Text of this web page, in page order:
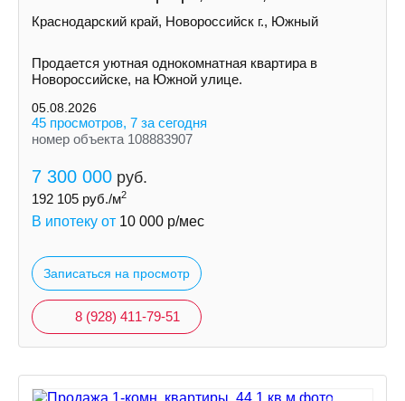
Краснодарский край, Новороссийск г., Южный
Продается уютная однокомнатная квартира в
Новороссийске, на Южной улице.
05.08.2026
45 просмотров, 7 за сегодня
номер объекта 108883907
7 300 000 руб.
192 105 руб./м2
В ипотеку от 10 000 р/мес
Записаться на просмотр
8 (928) 411-79-51